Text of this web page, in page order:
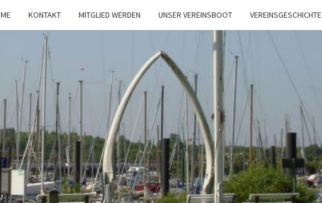
KONTAKT MITGLIED WERDEN UNSER VEREINSBOOT VEREINSGESCHICHTE
SCTOE
Segelclub
Tümmler-
Oevelgönne
Von 1923
E.V.